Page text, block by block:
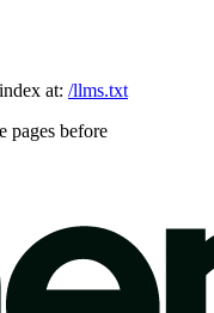
at: /llms.txt
pages before